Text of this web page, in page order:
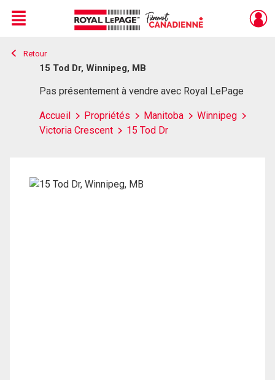
Live
En Direct
Menu
Retour
15 Tod Dr, Winnipeg, MB
Pas présentement à vendre avec Royal LePage
Accueil Propriétés Manitoba
Winnipeg
Victoria Crescent
15 Tod Dr